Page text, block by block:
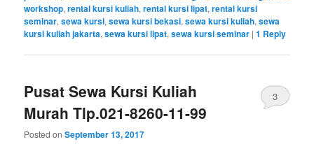
workshop,rental kursi kuliah,rental kursi lipat,rental kursi
seminar,sewa kursi,sewa kursi bekasi,sewa kursi kuliah,sewa
kursi kuliah jakarta,sewa kursi lipat,sewa kursi seminar |1 Reply
Pusat Sewa Kursi Kuliah
Murah Tlp.021-8260-11-99
Posted onSeptember 13, 2017
3